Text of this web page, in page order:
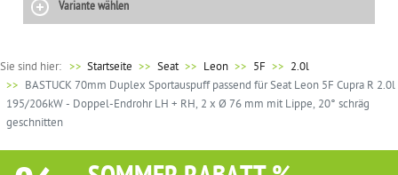
Variante wählen
Sie sind hier: >> Startseite Seat Leon 5F
2.0l
BASTUCK 70mm Duplex Sportauspuff passend für Seat Leon 5F Cupra R 2.0l
195/206kW - Doppel-Endrohr LH + RH, 2 x Ø 76 mm mit Lippe, 20° schräg
geschnitten